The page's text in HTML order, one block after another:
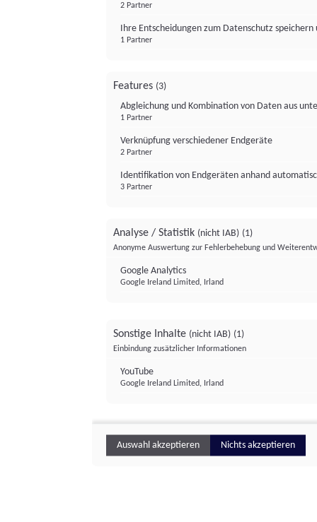
2 Partner
Ihre Entscheidungen zum Datenschutz
1 Partner
Features (3)
Abgleichung und Kombination von Daten aus
1 Partner
Verknüpfung verschiedener Endgeräte
2 Partner
Identifikation von Endgeräten anhand
3 Partner
Analyse / Statistik (nicht IAB) (1)
Anonyme Auswertung zur Fehlerbehebung und
Google Analytics
Google Ireland Limited, Irland
Sonstige Inhalte (nicht IAB) (1)
Einbindung zusätzlicher Informationen
YouTube
Google Ireland Limited, Irland
Auswahl akzeptieren Nichts akzeptieren